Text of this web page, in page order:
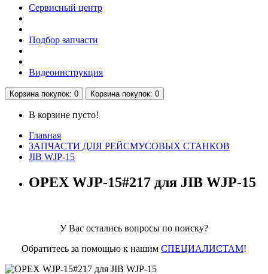
Сервисный центр
Подбор запчасти
Видеоинструкция
Корзинапокупок: 0 Корзинапокупок: 0
В корзине пусто!
Главная
ЗАПЧАСТИ ДЛЯ РЕЙСМУСОВЫХ СТАНКОВ
JIB WJP-15
ОРЕХ WJP-15#217 для JIB WJP-15
У Вас остались вопросы по поиску?
Обратитесь за помощью к нашим СПЕЦИАЛИСТАМ!